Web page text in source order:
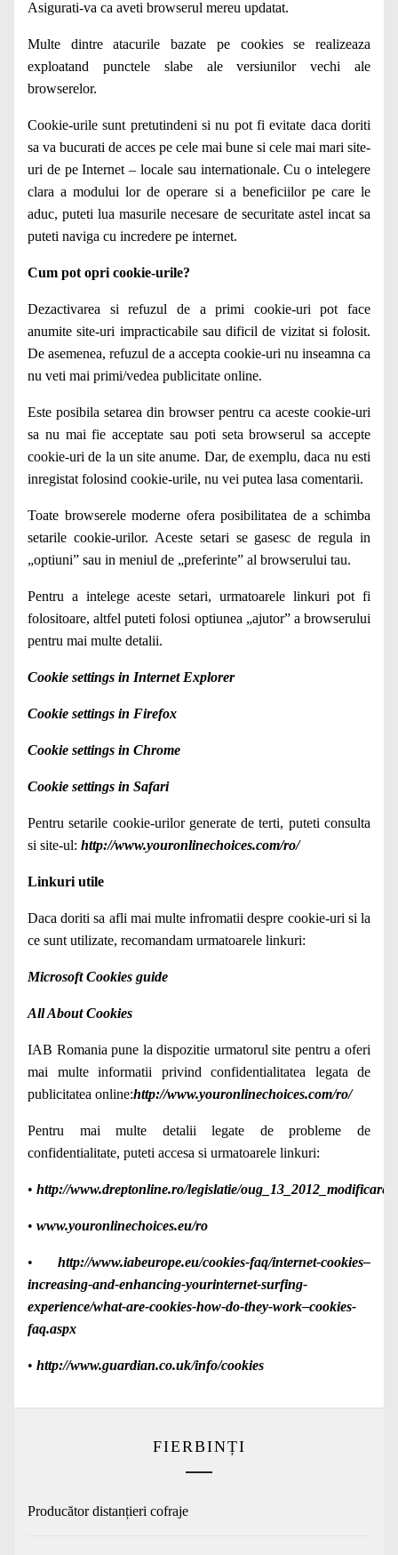
Asigurati-va ca aveti browserul mereu updatat.
Multe dintre atacurile bazate pe cookies se realizeaza
exploatand punctele slabe ale versiunilor vechi ale
browserelor.
Cookie-urile sunt pretutindeni si nu pot fi evitate daca doriti
sa va bucurati de acces pe cele mai bune si cele mai mari site-
uri de pe Internet – locale sau internationale. Cu o intelegere
clara a modului lor de operare si a beneficiilor pe care le
aduc, puteti lua masurile necesare de securitate astel incat sa
puteti naviga cu incredere pe internet.
Cum pot opri cookie-urile?
Dezactivarea si refuzul de a primi cookie-uri pot face
anumite site-uri impracticabile sau dificil de vizitat si folosit.
De asemenea, refuzul de a accepta cookie-uri nu inseamna ca
nu veti mai primi/vedea publicitate online.
Este posibila setarea din browser pentru ca aceste cookie-uri
sa nu mai fie acceptate sau poti seta browserul sa accepte
cookie-uri de la un site anume. Dar, de exemplu, daca nu esti
inregistat folosind cookie-urile, nu vei putea lasa comentarii.
Toate browserele moderne ofera posibilitatea de a schimba
setarile cookie-urilor. Aceste setari se gasesc de regula in
„optiuni” sau in meniul de „preferinte” al browserului tau.
Pentru a intelege aceste setari, urmatoarele linkuri pot fi
folositoare, altfel puteti folosi optiunea „ajutor” a browserului
pentru mai multe detalii.
Cookie settings in Internet Explorer
Cookie settings in Firefox
Cookie settings in Chrome
Cookie settings in Safari
Pentru setarile cookie-urilor generate de terti, puteti consulta
si site-ul: http://www.youronlinechoices.com/ro/
Linkuri utile
Daca doriti sa afli mai multe infromatii despre cookie-uri si la
ce sunt utilizate, recomandam urmatoarele linkuri:
Microsoft Cookies guide
All About Cookies
IAB Romania pune la dispozitie urmatorul site pentru a oferi
mai multe informatii privind confidentialitatea legata de
publicitatea online:http://www.youronlinechoices.com/ro/
Pentru mai multe detalii legate de probleme de
confidentialitate, puteti accesa si urmatoarele linkuri:
• http://www.dreptonline.ro/legislatie/
• www.youronlinechoices.eu/ro
• http://www.iabeurope.eu/cookies-faq/internet-cookies–
increasing-and-enhancing-yourinternet-surfing-
experience/what-are-cookies-how-do-they-work–cookies-
faq.aspx
• http://www.guardian.co.uk/info/cookies
FIERBINȚI
Producător distanțieri cofraje